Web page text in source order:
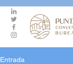
Entrada